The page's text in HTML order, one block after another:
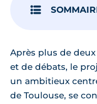
Après plus de
et de débats, le
un ambitieux
de Toulouse, se